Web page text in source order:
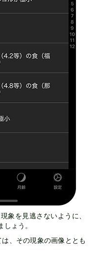
象を見逃さないように、
ょう。
、その現象の画像ととも